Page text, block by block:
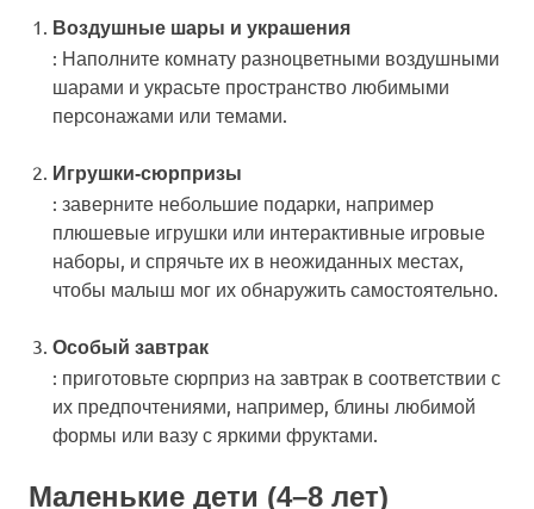
Воздушные шары и украшения
: Наполните комнату разноцветными воздушными
шарами и украсьте пространство любимыми
персонажами или темами.
Игрушки-сюрпризы
: заверните небольшие подарки, например
плюшевые игрушки или интерактивные игровые
наборы, и спрячьте их в неожиданных местах,
чтобы малыш мог их обнаружить самостоятельно.
Особый завтрак
: приготовьте сюрприз на завтрак в соответствии с
их предпочтениями, например, блины любимой
формы или вазу с яркими фруктами.
Маленькие дети (4–8 лет)